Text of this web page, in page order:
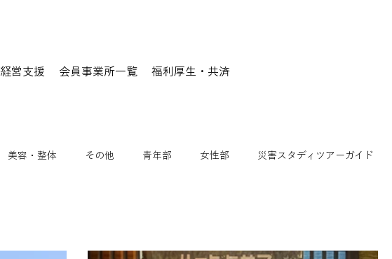
経営支援 会員事業所一覧 福利厚生・共済
美容・整体 その他 青年部 女性部 災害スタディツアーガイド